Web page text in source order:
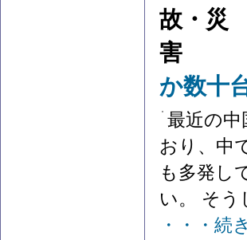
か数十
最近の中
おり、中
も多発し
い。 そう
・・・続